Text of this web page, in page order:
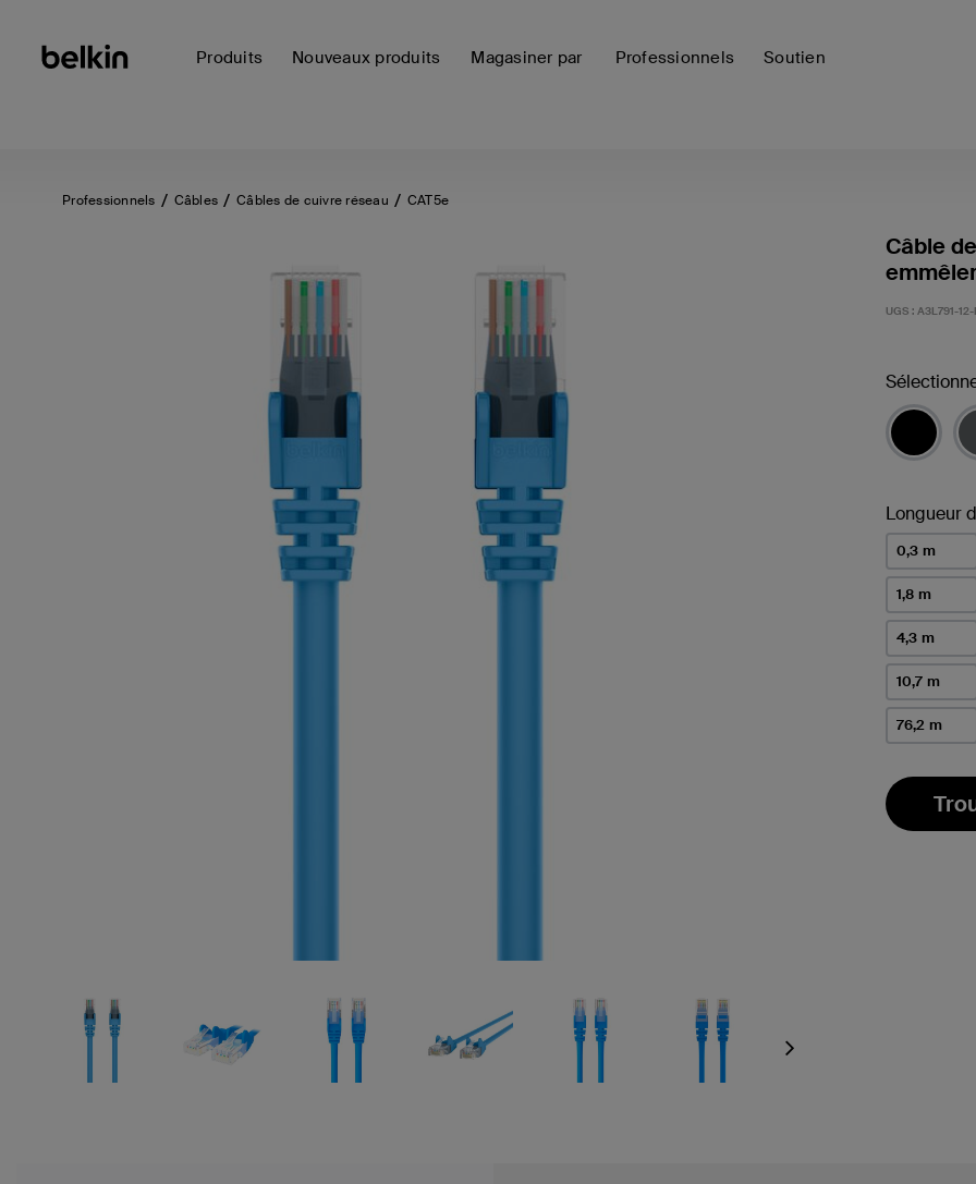
Produits Nouveaux produits Magasiner par Professionnels Soutien
Professionnels Câbles Câbles de cuivre réseau CAT5e
Next
Câble
UGS : A3L791-
Longueur
0,3 m
1,8 m
4,3 m
10,7 m
76,2 m